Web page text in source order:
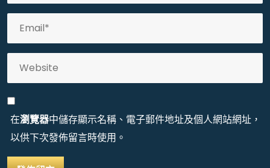
在瀏覽器中儲存顯示名稱、電子郵件地址及個人網站網址，
以供下次發佈留言時使用。